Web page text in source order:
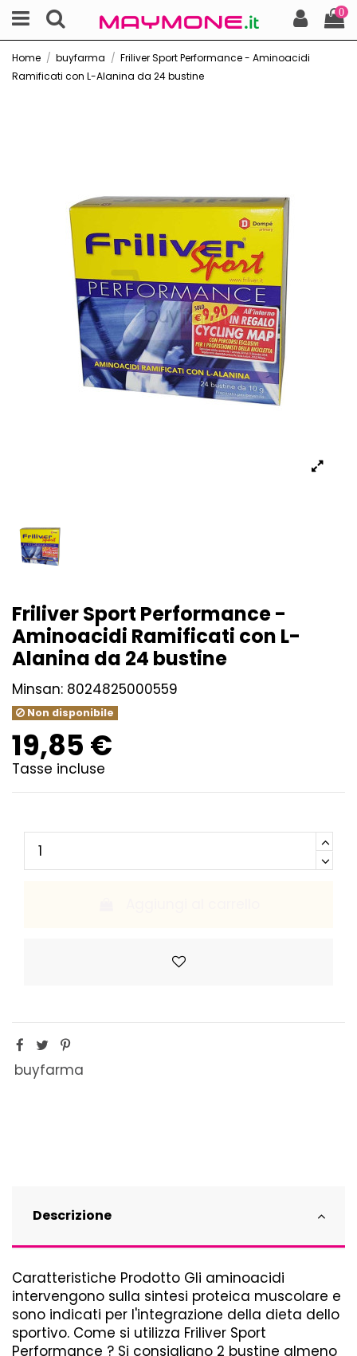
0
Home buyfarma
Friliver Sport Performance - Aminoacidi
Ramificati con L-Alanina da 24 bustine
Friliver Sport Performance -
Aminoacidi Ramificati con L-
Alanina da 24 bustine
Minsan: 8024825000559
Non disponibile
19,85 €
Tasse incluse
buyfarma
Descrizione
Caratteristiche Prodotto Gli aminoacidi
intervengono sulla sintesi proteica muscolare e
sono indicati per l'integrazione della dieta dello
sportivo. Come si utilizza Friliver Sport
Performance ? Si consigliano 2 bustine almeno